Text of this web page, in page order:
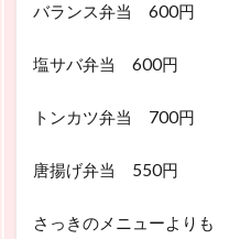
バランス弁当 600円
塩サバ弁当 600円
トンカツ弁当 700円
唐揚げ弁当 550円
さっきのメニューよりも